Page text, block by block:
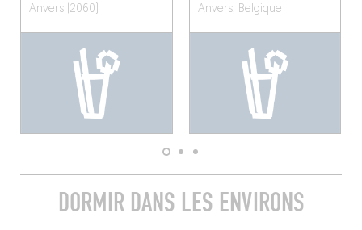
Anvers (2060)
Anvers, Belgique
DORMIR DANS LES ENVIRONS